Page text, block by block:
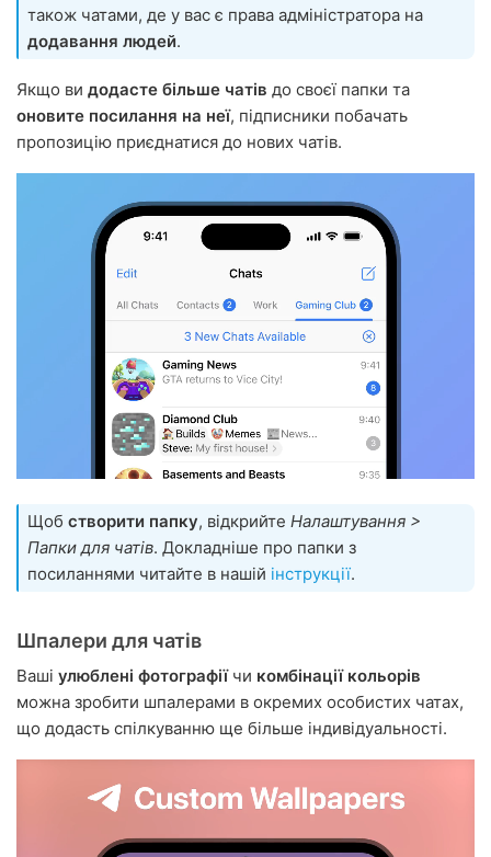
також чатами, де у вас є права адміністратора на
додавання людей.
Якщо ви додасте більше чатів до своєї папки та
оновите посилання на неї, підписники побачать
пропозицію приєднатися до нових чатів.
Щоб створити папку, відкрийте Налаштування >
Папки для чатів. Докладніше про папки з
посиланнями читайте в нашій інструкції.
Шпалери для чатів
Ваші улюблені фотографіїчи комбінації кольорів
можна зробити шпалерами в окремих особистих чатах,
що додасть спілкуванню ще більше індивідуальності.